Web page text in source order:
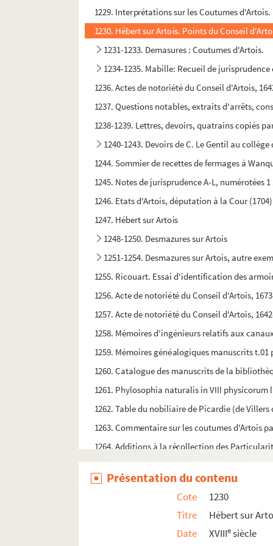
1229. Interprétations sur les Coutumes
1230. Hébert sur Artois. Points du Conseil
1231-1233. Demasures : Coutumes d'Artois.
1234-1235. Mabille: Recueil de
1236. Actes de notoriété du Conseil d'Artois,
1237. Questions notables, extraits d'arrêts,
1238-1239. Lettres, devoirs, quatrains copiés
1240-1243. Devoirs de C. Le Gentil au collège
1244. Sommier de recettes de fermages à
1245. Notes de jurisprudence A-L, numérotées 1
1246. Etats d'Artois, députation à la Cour
1247. Hébert sur Artois
1248-1250. Desmazures sur Artois
1251-1254. Desmazures sur Artois, autre
1255. Ricouart. Essai d'identification des
1256. Acte de notoriété du Conseil d'Artois,
1257. Acte de notoriété du Conseil d'Artois,
1258. Mémoires d'ingénieurs relatifs aux
1259. Mémoires généalogiques manuscrits
1260. Catalogue des manuscrits de la
1261. Phylosophia naturalis in VIII physicorum
1262. Table du nobiliaire de Picardie (de
1263. Commentaire sur les coutumes d'Artois
1264. Additions à la récollection des
1265. Actes de notoriété du Conseil d'Artois,
1266. Cartulaire de l'abbaye Saint-Vaast
1267. Diverses particularités touchant la ville
1268. Projet de dictionnaire historique du
1269. Origine de la ville d'Arras et Recueil des
Présentation du contenu
Cote
1230
Titre
Hébert sur
Date
XVIIIesiècle